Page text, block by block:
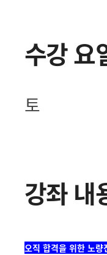
수강 요
토
강좌 내
오직 합격을 위한 노량